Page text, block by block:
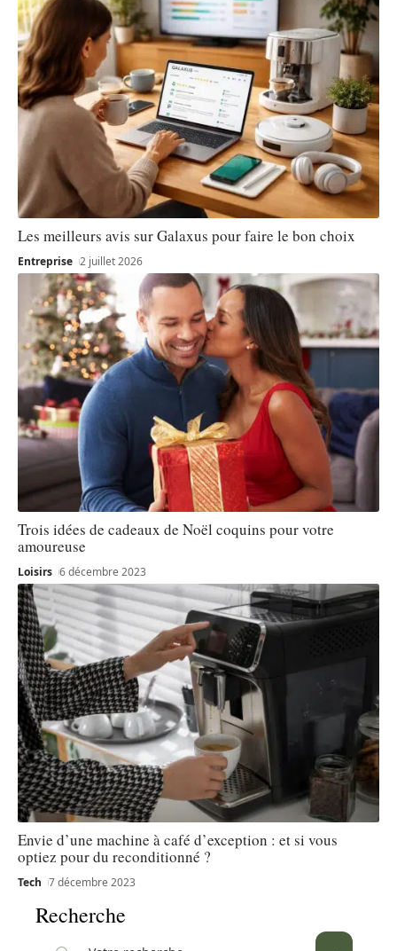
Les meilleurs avis sur Galaxus pour faire le bon choix
Entreprise 2 juillet 2026
Trois idées de cadeaux de Noël coquins pour votre
amoureuse
Loisirs 6 décembre 2023
Envie d’une machine à café d’exception : et si vous
optiez pour du reconditionné ?
Tech 7 décembre 2023
Recherche